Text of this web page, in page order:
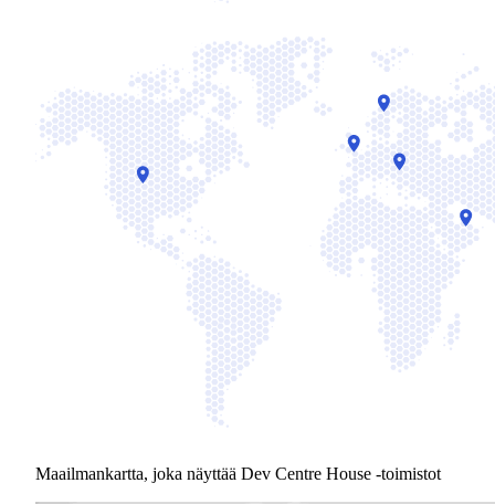
Maailmankartta, joka näyttää Dev Centre House -toimistot